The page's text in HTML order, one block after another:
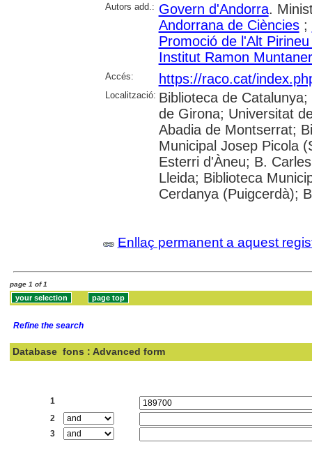
Autors add.: Govern d'Andorra.
Andorrana de Ciències;
Promoció de l'Alt
Institut Ramon Muntaner
Accés: https://raco.cat/
Localització: Biblioteca de
de Girona; Universitat
Abadia de Montserrat;
Municipal Josep Picola
Esterri d'Àneu; B.
Lleida; Biblioteca
Cerdanya (Puigcerdà);
Enllaç permanent a aquest
page 1 of 1
Refine the search
Database fons : Advanced form
1
2
3